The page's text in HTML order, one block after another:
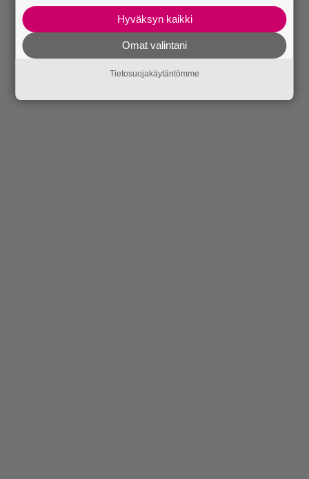
Hyväksyn kaikki
Omat valintani
Tietosuojakäytäntömme